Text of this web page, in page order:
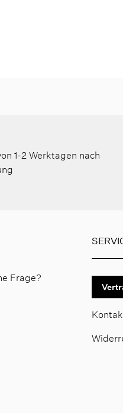
1-2 Werktagen nach
Frage?